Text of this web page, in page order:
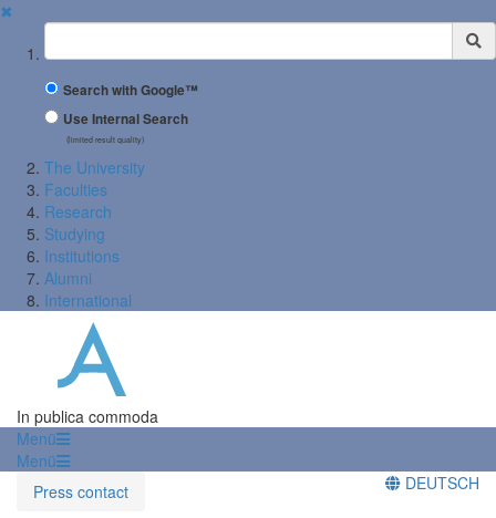
✖
Suchbegriff
Search with Google™
Use Internal Search
(limited result quality)
The University
Faculties
Research
Studying
Institutions
Alumni
International
In publica commoda
Menü
Menü
Press contact
DEUTSCH